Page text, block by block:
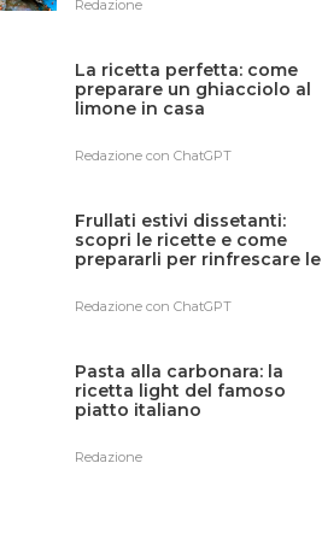
Redazione
La ricetta perfetta: come
preparare un ghiacciolo al
limone in casa
Redazione con ChatGPT
Frullati estivi dissetanti:
scopri le ricette e come
prepararli per rinfrescare le
Redazione con ChatGPT
Pasta alla carbonara: la
ricetta light del famoso
piatto italiano
Redazione